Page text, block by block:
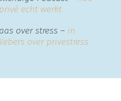
echt werkt
over stress – in
over privestress